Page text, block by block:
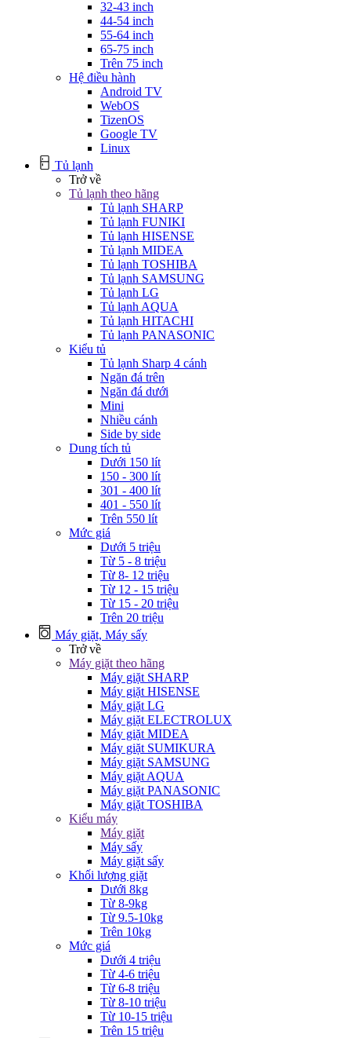
32-43 inch
44-54 inch
55-64 inch
65-75 inch
Trên 75 inch
Hệ điều hành
Android TV
WebOS
TizenOS
Google TV
Linux
Tủ lạnh
Trở về
Tủ lạnh theo hãng
Tủ lạnh SHARP
Tủ lạnh FUNIKI
Tủ lạnh HISENSE
Tủ lạnh MIDEA
Tủ lạnh TOSHIBA
Tủ lạnh SAMSUNG
Tủ lạnh LG
Tủ lạnh AQUA
Tủ lạnh HITACHI
Tủ lạnh PANASONIC
Kiểu tủ
Tủ lạnh Sharp 4 cánh
Ngăn đá trên
Ngăn đá dưới
Mini
Nhiều cánh
Side by side
Dung tích tủ
Dưới 150 lít
150 - 300 lít
301 - 400 lít
401 - 550 lít
Trên 550 lít
Mức giá
Dưới 5 triệu
Từ 5 - 8 triệu
Từ 8- 12 triệu
Từ 12 - 15 triệu
Từ 15 - 20 triệu
Trên 20 triệu
Máy giặt, Máy sấy
Trở về
Máy giặt theo hãng
Máy giặt SHARP
Máy giặt HISENSE
Máy giặt LG
Máy giặt ELECTROLUX
Máy giặt MIDEA
Máy giặt SUMIKURA
Máy giặt SAMSUNG
Máy giặt AQUA
Máy giặt PANASONIC
Máy giặt TOSHIBA
Kiểu máy
Máy giặt
Máy sấy
Máy giặt sấy
Khối lượng giặt
Dưới 8kg
Từ 8-9kg
Từ 9.5-10kg
Trên 10kg
Mức giá
Dưới 4 triệu
Từ 4-6 triệu
Từ 6-8 triệu
Từ 8-10 triệu
Từ 10-15 triệu
Trên 15 triệu